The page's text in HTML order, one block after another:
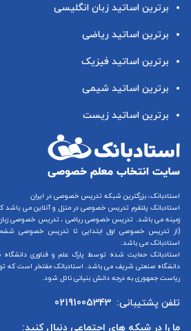
برترین اساتید زبان انگلیسی
برترین اساتید ریاضی
برترین اساتید فیزیک
برترین اساتید شیمی
برترین اساتید زیست
استادبانک، بزرگترین شبکه تدریس خصوصی در ایران
استادبانک پلتفرم تدریس خصوصی در منزل و آنلاین
زمینه می باشد. تدریس خصوصی ریاضی ، تدریس خصوصی
(از تدریس خصوصی اول ابتدایی تا تدریس خصوصی ششم
استادبانک می باشد.
استادبانک حمایت شده توسط پارک علم و فناوری
دانشگاه صنعتی شریف می باشد. استادبانک مفتخر است که
ریاست جمهوری به درجه دانش بنیانی نائل شود.
تلفن پشتیبانی: 02191005343
ما را در شبکه های اجتماعی دنبال کنید: